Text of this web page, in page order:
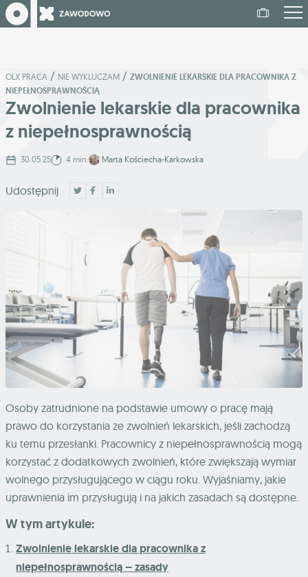
OLX PRACA / NIE WYKLUCZAM / ZWOLNIENIE LEKARSKIE DLA PRACOWNIKA Z
NIEPEŁNOSPRAWNOŚCIĄ
Zwolnienie lekarskie dla pracownika
z niepełnosprawnością
30.05.25 4 min. Marta Kościecha-Karkowska
Udostępnij
Osoby zatrudnione na podstawie umowy o pracę mają
prawo do korzystania ze zwolnień lekarskich, jeśli zachodzą
ku temu przesłanki. Pracownicy z niepełnosprawnością mogą
korzystać z dodatkowych zwolnień, które zwiększają wymiar
wolnego przysługującego w ciągu roku. Wyjaśniamy, jakie
uprawnienia im przysługują i na jakich zasadach są dostępne.
W tym artykule:
Zwolnienie lekarskie dla pracownika z
niepełnosprawnością – zasady